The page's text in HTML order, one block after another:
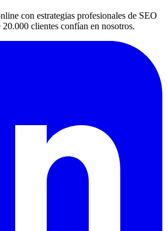
con estrategias profesionales de SEO
clientes confían en nosotros.